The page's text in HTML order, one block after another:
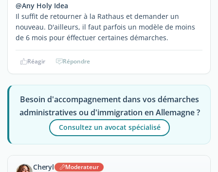
@Any Holy Idea
Il suffit de retourner à la Rathaus et demander un
nouveau. D'ailleurs, il faut parfois un modèle de moins
de 6 mois pour éffectuer certaines démarches.
Réagir Répondre
Besoin d'accompagnement dans vos démarches
administratives ou d'immigration en Allemagne ?
Consultez un avocat spécialisé
Cheryl Moderateur